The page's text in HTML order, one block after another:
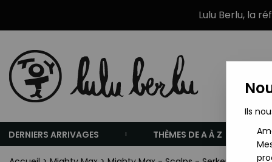
Lulu Berlu, la
DERNIERS ARRIVAGES THÈMES DE A À Z
Ils